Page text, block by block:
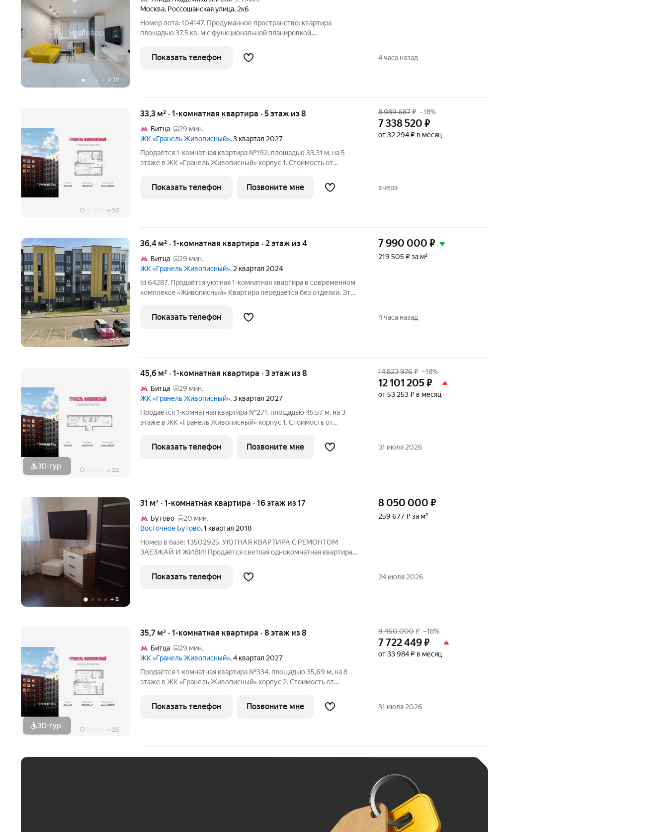
+ 19
Москва, Россошанская улица, 2к6
Номер лота: 104147. Продуманное пространство: квартира
площадью 37.5 кв. м с функциональной планировкой,
отдыха или удаленной работы. Практичность 1-го этажа: никакого
ожидания лифтов. Это
Показать телефон 4 часа назад
+ 26
33,3 м² · 1-комнатная квартира · 5 этаж из 8
Битца
29 мин.
ЖК «Гранель Живописный», 3 квартал 2027
Продаётся 1-комнатная квартира №192, площадью 33,31 м, на 5
этаже в ЖК «Гранель Живописный» корпус 1. Стоимость от
окна во двор. Для ценителей природы и красоты всего в 3,6 км от
МКАД в
8 989 687₽ –18%
7 338 520 ₽
от 32 294 ₽ в месяц
Показать телефон Позвоните мне вчера
+9
36,4 м² · 1-комнатная квартира · 2 этаж из 4
Битца
29 мин.
ЖК «Гранель Живописный», 2 квартал 2024
Id 64287. Продаётся уютная 1-комнатная квартира в современном
комплексе «Живописный» Квартира передаётся без отделки. Это
реализовать любые дизайн-проекты, сделать ремонт «под себя» и
7 990 000 ₽
219 505 ₽ за м²
Показать телефон 4 часа назад
3D-тур + 26
45,6 м² · 1-комнатная квартира · 3 этаж из 8
Битца
29 мин.
ЖК «Гранель Живописный», 3 квартал 2027
Продаётся 1-комнатная квартира №271, площадью 45,57 м, на 3
этаже в ЖК «Гранель Живописный» корпус 1. Стоимость от
во двор. Для ценителей природы и красоты всего в 3,6 км от
МКАД в
14 823 976₽ –18%
12 101 205₽
от 53 253 ₽ в месяц
Показать телефон Позвоните мне 31 июля 2026
+ 8
31 м² · 1-комнатная квартира · 16 этаж из 17
Бутово
20 мин.
Восточное Бутово, 1 квартал 2018
Номер в базе: 13502925. УЮТНАЯ КВАРТИРА С РЕМОНТОМ
ЗАЕЗЖАЙ И ЖИВИ! Продаётся светлая однокомнатная квартира
улицы. Уже готова для жизни: свежий ремонт полностью
меблирована не
8 050 000 ₽
259 677 ₽ за м²
Показать телефон 24 июля 2026
3D-тур + 26
35,7 м² · 1-комнатная квартира · 8 этаж из 8
Битца
29 мин.
ЖК «Гранель Живописный», 4 квартал 2027
Продаётся 1-комнатная квартира №334, площадью 35,69 м, на 8
этаже в ЖК «Гранель Живописный» корпус 2. Стоимость от
окна на улицу. Для ценителей природы и красоты всего в 3,6 км от
МКАД в
9 460 000₽ –18%
7 722 449₽
от 33 984 ₽ в месяц
Показать телефон Позвоните мне 31 июля 2026